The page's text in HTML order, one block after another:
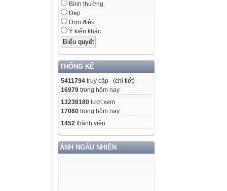
Bình thường
Đẹp
Đơn điệu
Ý kiến khác
THỐNG KÊ
5411794 truy cập (chi tiết)
16979 trong hôm nay
13238180 lượt xem
17060 trong hôm nay
1452 thành viên
ẢNH NGẪU NHIÊN